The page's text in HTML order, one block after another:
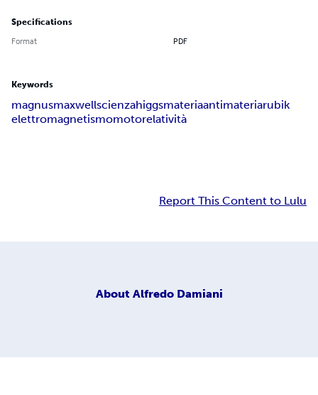
Specifications
Format PDF
Keywords
magnusmaxwellscienzahiggsmateriaantimateriarubik
elettromagnetismomotorelatività
Report This Content to Lulu
About Alfredo Damiani